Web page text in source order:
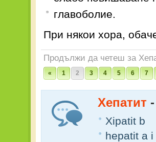
главоболие.
При някои хора,
Продължи да четеш за
« 1 2 3 4 5 6 7
Хепатит
Xipatit b
hepatit a